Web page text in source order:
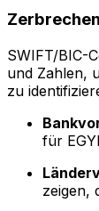
SWIFT/BIC-
und Zahlen,
zu
für
zeigen,